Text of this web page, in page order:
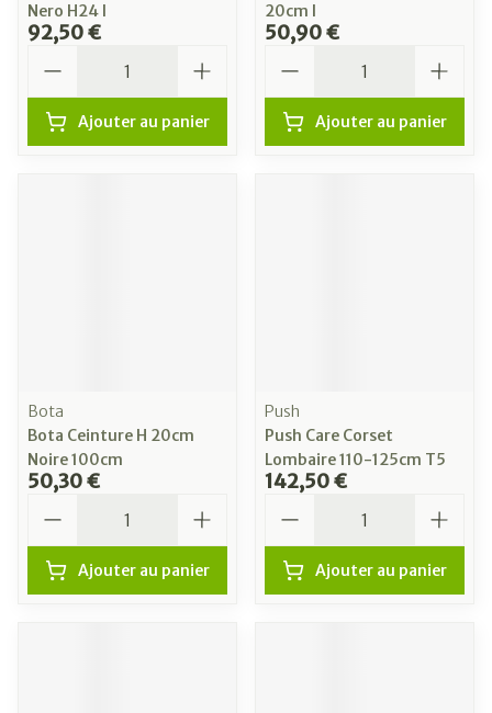
Nero H24 l
92,50 €
Ajouter au panier
20cm l
50,90 €
Ajouter au panier
Bota
Bota Ceinture H 20cm
Noire 100cm
50,30 €
Ajouter au panier
Push
Push Care Corset
Lombaire 110-125cm T5
142,50 €
Ajouter au panier